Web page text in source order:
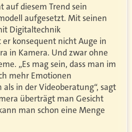
auf diesem Trend sein
aufgesetzt. Mit seinen
Digitaltechnik
konsequent nicht Auge in
in Kamera. Und zwar ohne
„Es mag sein, dass man im
mehr Emotionen
in der Videoberatung“, sagt
überträgt man Gesicht
man schon eine Menge